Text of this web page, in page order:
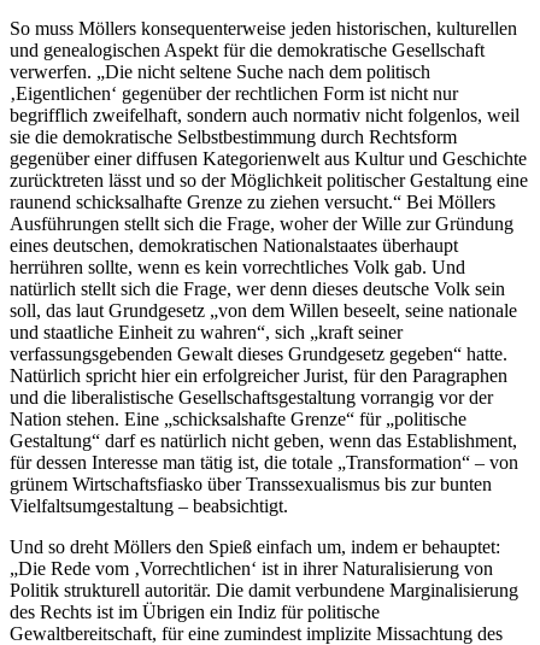
So muss Möllers konsequenterweise jeden historischen, kulturellen
und genealogischen Aspekt für die demokratische Gesellschaft
verwerfen. „Die nicht seltene Suche nach dem politisch
‚Eigentlichen‘ gegenüber der rechtlichen Form ist nicht nur
begrifflich zweifelhaft, sondern auch normativ nicht folgenlos, weil
sie die demokratische Selbstbestimmung durch Rechtsform
gegenüber einer diffusen Kategorienwelt aus Kultur und Geschichte
zurücktreten lässt und so der Möglichkeit politischer Gestaltung eine
raunend schicksalhafte Grenze zu ziehen versucht.“ Bei Möllers
Ausführungen stellt sich die Frage, woher der Wille zur Gründung
eines deutschen, demokratischen Nationalstaates überhaupt
herrühren sollte, wenn es kein vorrechtliches Volk gab. Und
natürlich stellt sich die Frage, wer denn dieses deutsche Volk sein
soll, das laut Grundgesetz „von dem Willen beseelt, seine nationale
und staatliche Einheit zu wahren“, sich „kraft seiner
verfassungsgebenden Gewalt dieses Grundgesetz gegeben“ hatte.
Natürlich spricht hier ein erfolgreicher Jurist, für den Paragraphen
und die liberalistische Gesellschaftsgestaltung vorrangig vor der
Nation stehen. Eine „schicksalshafte Grenze“ für „politische
Gestaltung“ darf es natürlich nicht geben, wenn das Establishment,
für dessen Interesse man tätig ist, die totale „Transformation“ – von
grünem Wirtschaftsfiasko über Transsexualismus bis zur bunten
Vielfaltsumgestaltung – beabsichtigt.
Und so dreht Möllers den Spieß einfach um, indem er behauptet:
„Die Rede vom ‚Vorrechtlichen‘ ist in ihrer Naturalisierung von
Politik strukturell autoritär. Die damit verbundene Marginalisierung
des Rechts ist im Übrigen ein Indiz für politische
Gewaltbereitschaft, für eine zumindest implizite Missachtung des